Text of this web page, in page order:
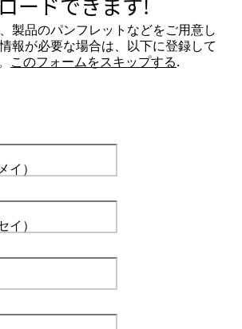
製品のパンフレットなどをご用意し
報が必要な場合は、以下に登録して
このフォームをスキップする.
イ）
イ）